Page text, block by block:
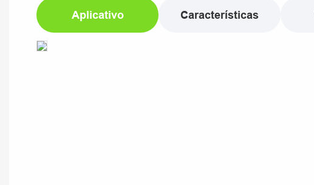
Aplicativo Características